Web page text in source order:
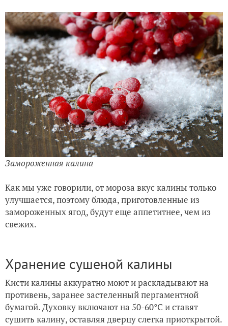
Замороженная калина
Как мы уже говорили, от мороза вкус калины только
улучшается, поэтому блюда, приготовленные из
замороженных ягод, будут еще аппетитнее, чем из
свежих.
Хранение сушеной калины
Кисти калины аккуратно моют и раскладывают на
противень, заранее застеленный пергаментной
бумагой. Духовку включают на 50-60°С и ставят
сушить калину, оставляя дверцу слегка приоткрытой.